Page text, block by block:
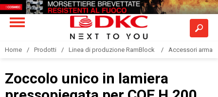
Home Prodotti Linea di produzione RamBlock Accessori armadi
Zoccolo unico in lamiera